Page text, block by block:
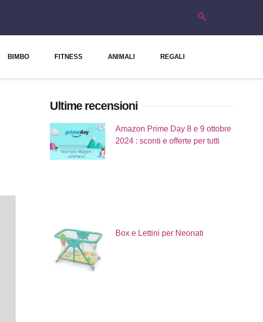
BIMBO FITNESS ANIMALI REGALI
Ultime recensioni
Amazon Prime Day 8 e 9 ottobre
2024 : sconti e offerte per tutti
Box e Lettini per Neonati